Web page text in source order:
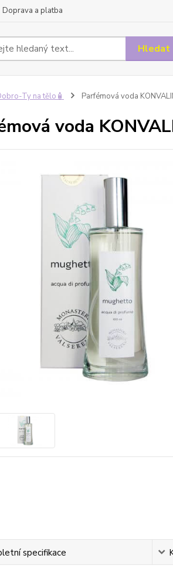
Doprava a platba
Hledat
Ty na tělo🧴 Parfémová voda
voda
specifikace